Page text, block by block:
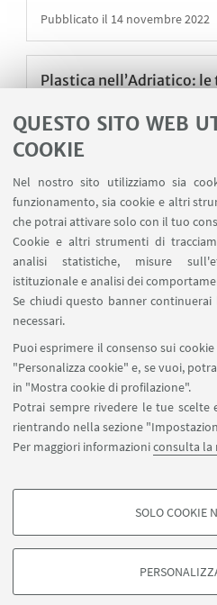
QUESTO SITO WEB
COOKIE
Nel nostro sito utilizziamo sia
funzionamento, sia cookie e altri
che potrai attivare solo con il tuo
Cookie e altri strumenti di
analisi statistiche, misure
istituzionale e analisi dei
Se chiudi questo banner
necessari.
Puoi esprimere il consenso sui
"Personalizza cookie" e, se vuoi,
in "Mostra cookie di profilazione".
Potrai sempre rivedere le tue scelte
rientrando nella sezione
Per maggiori informazioniconsulta la
COOKIE DI PROFILAZIONE -
degli utenti, creare profili in base al
di marketing.
SOLO COOKIE
Pubblicato il 14 novembre 2022
Plastica nell’Adriatico:
Un gruppo di studiosi
trovato detriti plastici nelle
Fondazione Cetacea di
Pubblicato il 22 febbraio 2021
Fano marine center
pronto il nuovo acquario
zoologica di Napoli e
flora e la fauna.
Pubblicato il 17 agosto 2020
1 2